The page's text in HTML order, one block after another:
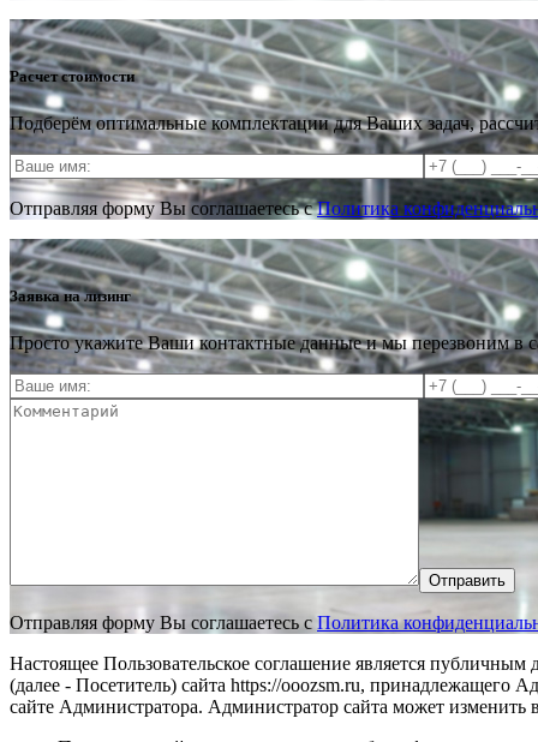
Расчет стоимости
Подберём оптимальные комплектации для Ваших задач,
Отправляя форму Вы соглашаетесь сПолитика
Заявка на лизинг
Просто укажите Ваши контактные данные и мы перезвоним в
Отправить
Отправляя форму Вы соглашаетесь с Политика
Настоящее Пользовательское соглашение является
(далее - Посетитель) сайта https://ooozsm.ru, принадлежащего
сайте Администратора. Администратор сайта может изменить